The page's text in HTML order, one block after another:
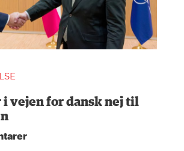
i vejen for dansk nej til